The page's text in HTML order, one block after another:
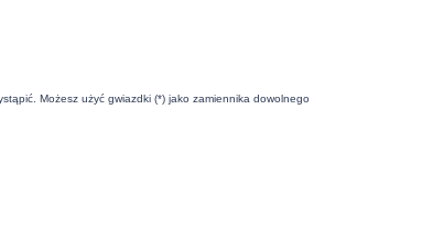
Możesz użyć gwiazdki (*) jako zamiennika dowolnego